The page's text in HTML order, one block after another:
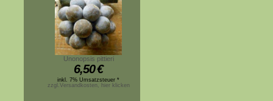
Unonopsis pittieri
6,50€
inkl. 7% Umsatzsteuer *
zzgl.Versandkosten, hier klicken